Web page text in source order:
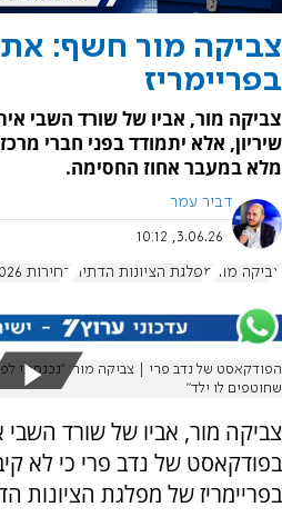
צביקה מור חשף:
בפריימריז
צביקה מור, אביו של שורד השבי
שיריון, אלא יתמודד בפני חברי
מלא במעבר אחוז החסימה.
דביר עמר
3.06.26, 10:12
צביקה מור מפלגת הציונות הדתית בחירות 2026
הפודקאסט של נדב פרי | צביקה מור: ״נכנסתי
שחוטפים לו ילד״
צביקה מור, אביו של שורד
בפודקאסט של נדב פרי כי לא
בפריימריז של מפלגת הציונות